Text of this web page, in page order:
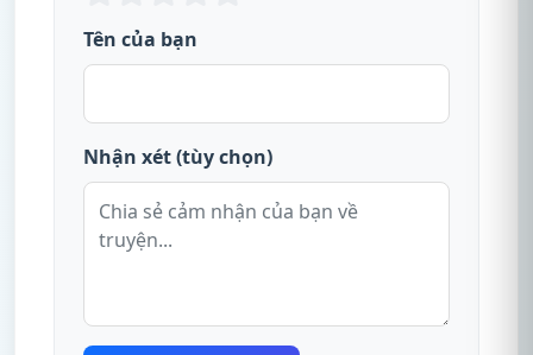
Tên của bạn
Nhận xét (tùy chọn)